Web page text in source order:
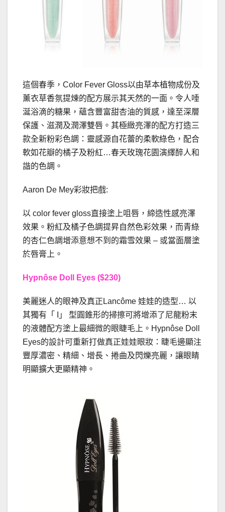
這個春季，Color Fever Gloss以由草本植物成份及
薰衣草香氛提煉的配方展示其天然的一面。令人唾
涎浴滴的糖果，蘊含豐富甜杏油的質感，達至深層
保護、滋潤及潤澤雙唇。其極緻亮澤的配方打造三
款全新粉彩色調：靈感源自花蕾的柔軟綠色，配合
軟如花瓣的橘子及粉紅…春天玫瑰花園演繹醉人和
諧的色調。
Aaron De Mey彩妝把戲:
以 color fever gloss直接塗上咀唇，締造性感亮澤
效果。粉紅及橘子色調提昇自然色彩效果，而青綠
的杏仁色調增添意想不到的霜雪效果 – 或當面層塗
於唇膏上。
Hypnôse Doll Eyes ($230)
美麗迷人的眼神及真正Lancôme 娃娃的造型… 以
其獨有「 I」 型圓錐形的掃擦可將增添了尼龍粉末
的液體配方塗上最細微的眼睫毛上。Hypnôse Doll
Eyes的設計可重新打做真正娃娃眼妝：睫毛邊顯注
豐厚濃密、精細、增長、捲曲及閃爍亮麗，讓眼睛
明顯擴大更顯精神。